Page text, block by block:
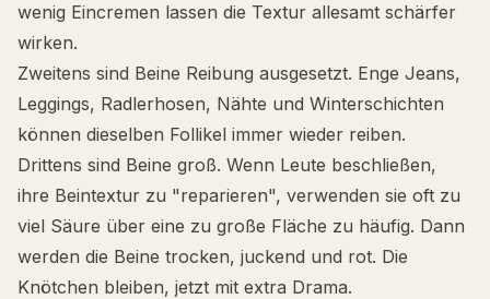
wenig Eincremen lassen die Textur allesamt schärfer
wirken.
Zweitens sind Beine Reibung ausgesetzt. Enge Jeans,
Leggings, Radlerhosen, Nähte und Winterschichten
können dieselben Follikel immer wieder reiben.
Drittens sind Beine groß. Wenn Leute beschließen,
ihre Beintextur zu "reparieren", verwenden sie oft zu
viel Säure über eine zu große Fläche zu häufig. Dann
werden die Beine trocken, juckend und rot. Die
Knötchen bleiben, jetzt mit extra Drama.